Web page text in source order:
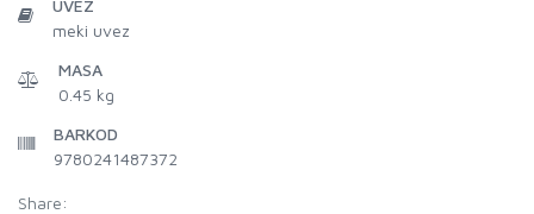
UVEZ
meki uvez
MASA
0.45 kg
BARKOD
9780241487372
Share: